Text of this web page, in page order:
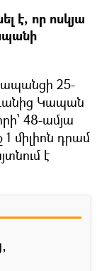
է, որ ոսկյա
25-
Կապան
48-ամյա
1 միլիոն դրամ
է